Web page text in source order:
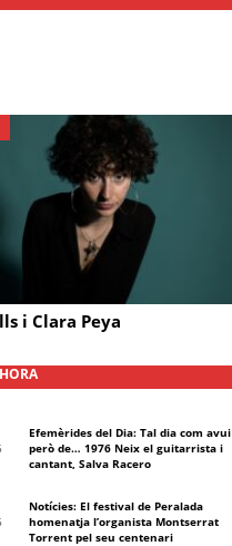
i Clara Peya
Efemèrides del Dia: Tal dia com avui
però de… 1976 Neix el guitarrista i
cantant, Salva Racero
Notícies: El festival de Peralada
homenatja l’organista Montserrat
Torrent pel seu centenari